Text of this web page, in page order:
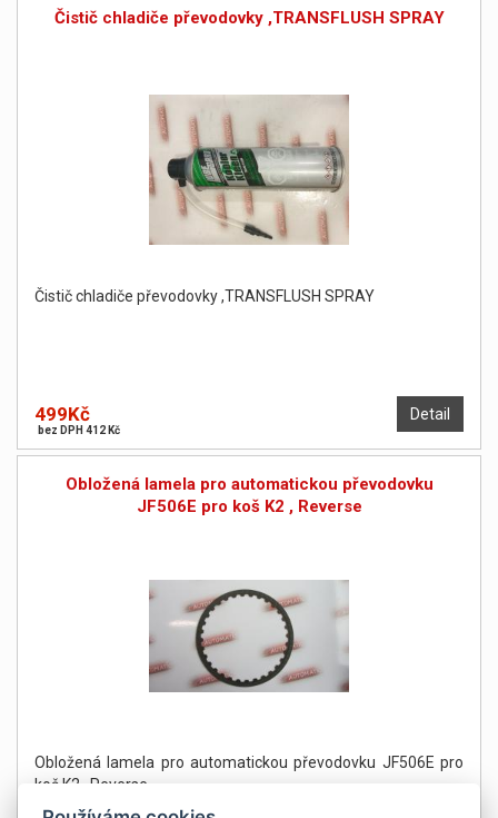
Čistič chladiče převodovky ,TRANSFLUSH SPRAY
Čistič chladiče převodovky ,TRANSFLUSH SPRAY
Detail
499Kč
bez DPH 412 Kč
Obložená lamela pro automatickou převodovku
JF506E pro koš K2 , Reverse
Obložená lamela pro automatickou převodovku JF506E pro
koš K2 , Reverse